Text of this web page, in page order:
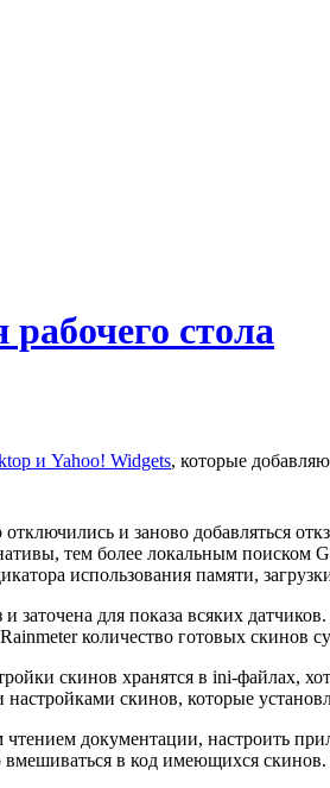
стола
и Yahoo! Widgets, которые
и заново добавляться
тем более локальным поиском
использования памяти,
и заточена для показа всяких
количество готовых скинов
скинов хранятся в ini-
настройками скинов, которые
документации, настроить
в код имеющихся